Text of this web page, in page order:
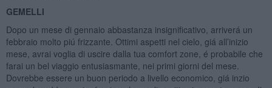
GEMELLI
Dopo un mese di gennaio abbastanza insignificativo, arriverá un
febbraio molto piú frizzante. Ottimi aspetti nel cielo, giá all’inizio
mese, avrai voglia di uscire dalla tua comfort zone, é probabile che
farai un bel viaggio entusiasmante, nei primi giorni del mese.
Dovrebbe essere un buon periodo a livello economico, giá inzio